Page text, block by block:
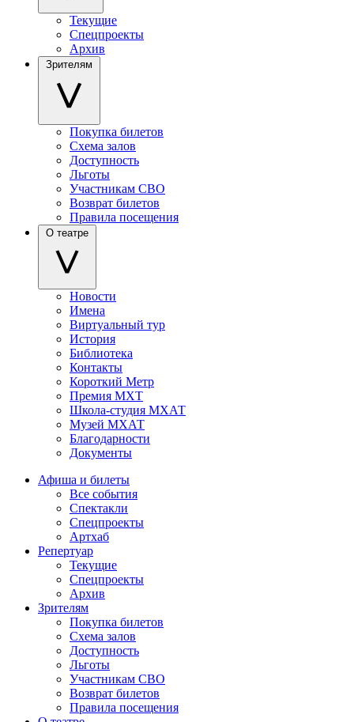
Текущие
Спецпроекты
Архив
Зрителям
Покупка билетов
Схема залов
Доступность
Льготы
Участникам СВО
Возврат билетов
Правила посещения
О театре
Новости
Имена
Виртуальный тур
История
Библиотека
Контакты
Короткий Метр
Премия МХТ
Школа-студия МХАТ
Музей МХАТ
Благодарности
Документы
Афиша и билеты
Все события
Спектакли
Спецпроекты
Артхаб
Репертуар
Текущие
Спецпроекты
Архив
Зрителям
Покупка билетов
Схема залов
Доступность
Льготы
Участникам СВО
Возврат билетов
Правила посещения